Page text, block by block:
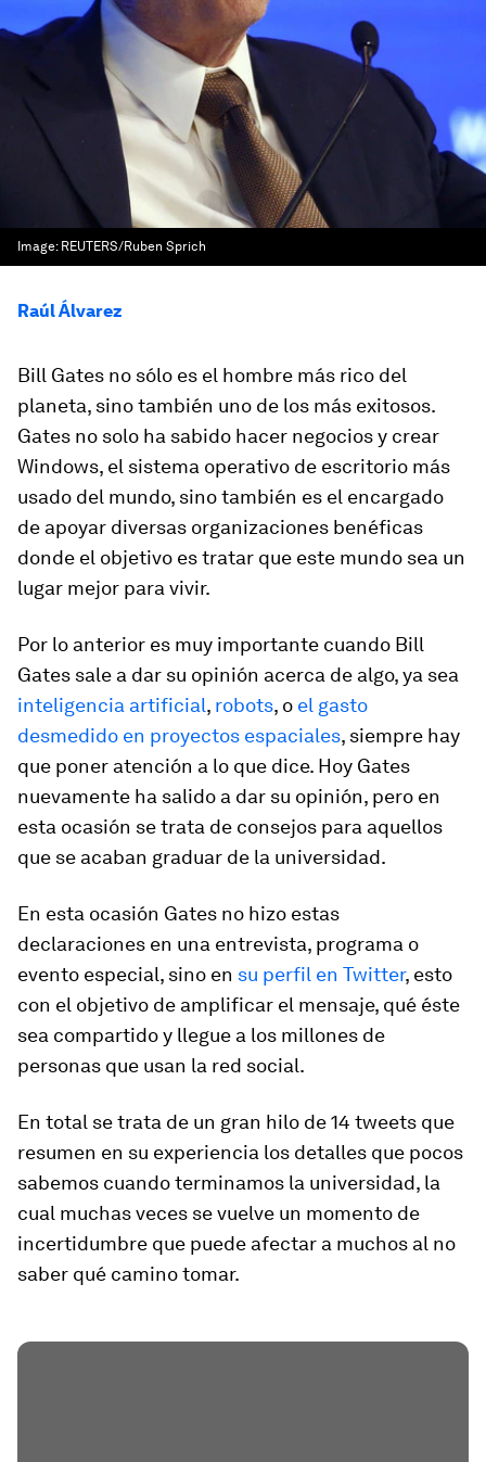
Image: REUTERS/Ruben Sprich
Raúl Álvarez
Bill Gates no sólo es el hombre más rico del
planeta, sino también uno de los más exitosos.
Gates no solo ha sabido hacer negocios y crear
Windows, el sistema operativo de escritorio más
usado del mundo, sino también es el encargado
de apoyar diversas organizaciones benéficas
donde el objetivo es tratar que este mundo sea un
lugar mejor para vivir.
Por lo anterior es muy importante cuando Bill
Gates sale a dar su opinión acerca de algo, ya sea
inteligencia artificial, robots, o el gasto
desmedido en proyectos espaciales, siempre hay
que poner atención a lo que dice. Hoy Gates
nuevamente ha salido a dar su opinión, pero en
esta ocasión se trata de consejos para aquellos
que se acaban graduar de la universidad.
En esta ocasión Gates no hizo estas
declaraciones en una entrevista, programa o
evento especial, sino en su perfil en Twitter, esto
con el objetivo de amplificar el mensaje, qué éste
sea compartido y llegue a los millones de
personas que usan la red social.
En total se trata de un gran hilo de 14 tweets que
resumen en su experiencia los detalles que pocos
sabemos cuando terminamos la universidad, la
cual muchas veces se vuelve un momento de
incertidumbre que puede afectar a muchos al no
saber qué camino tomar.